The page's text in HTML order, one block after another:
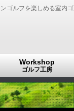
ゴルフを楽しめる室内
Workshop
ゴルフ工房